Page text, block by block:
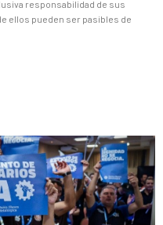
responsabilidad de sus
ellos pueden ser pasibles de